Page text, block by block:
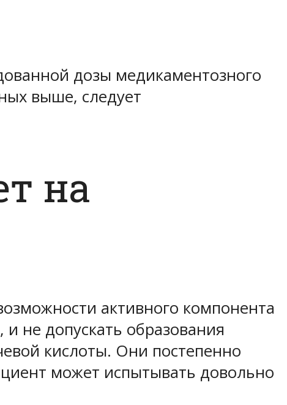
дозы медикаментозного
выше, следует
на
активного компонента
не допускать образования
кислоты. Они постепенно
может испытывать довольно